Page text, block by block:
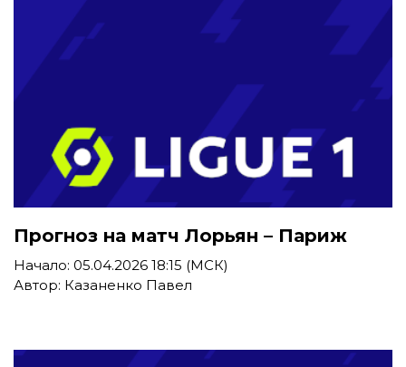
Прогноз на матч Лорьян – Париж
Начало: 05.04.2026 18:15 (МСК)
Автор: Казаненко Павел